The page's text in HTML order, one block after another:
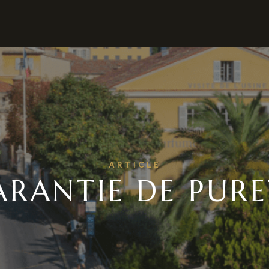
ARTICLE
DE